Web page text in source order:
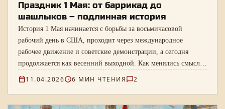
Праздник 1 Мая: от баррикад до
шашлыков – подлинная история
История 1 Мая начинается с борьбы за восьмичасовой
рабочий день в США, проходит через международное
рабочее движение и советские демонстрации, а сегодня
продолжается как весенний выходной. Как менялись смысл,
ритуалы и личное восприятие праздника.
11.04.2026 6 МИН ЧТЕНИЯ 2